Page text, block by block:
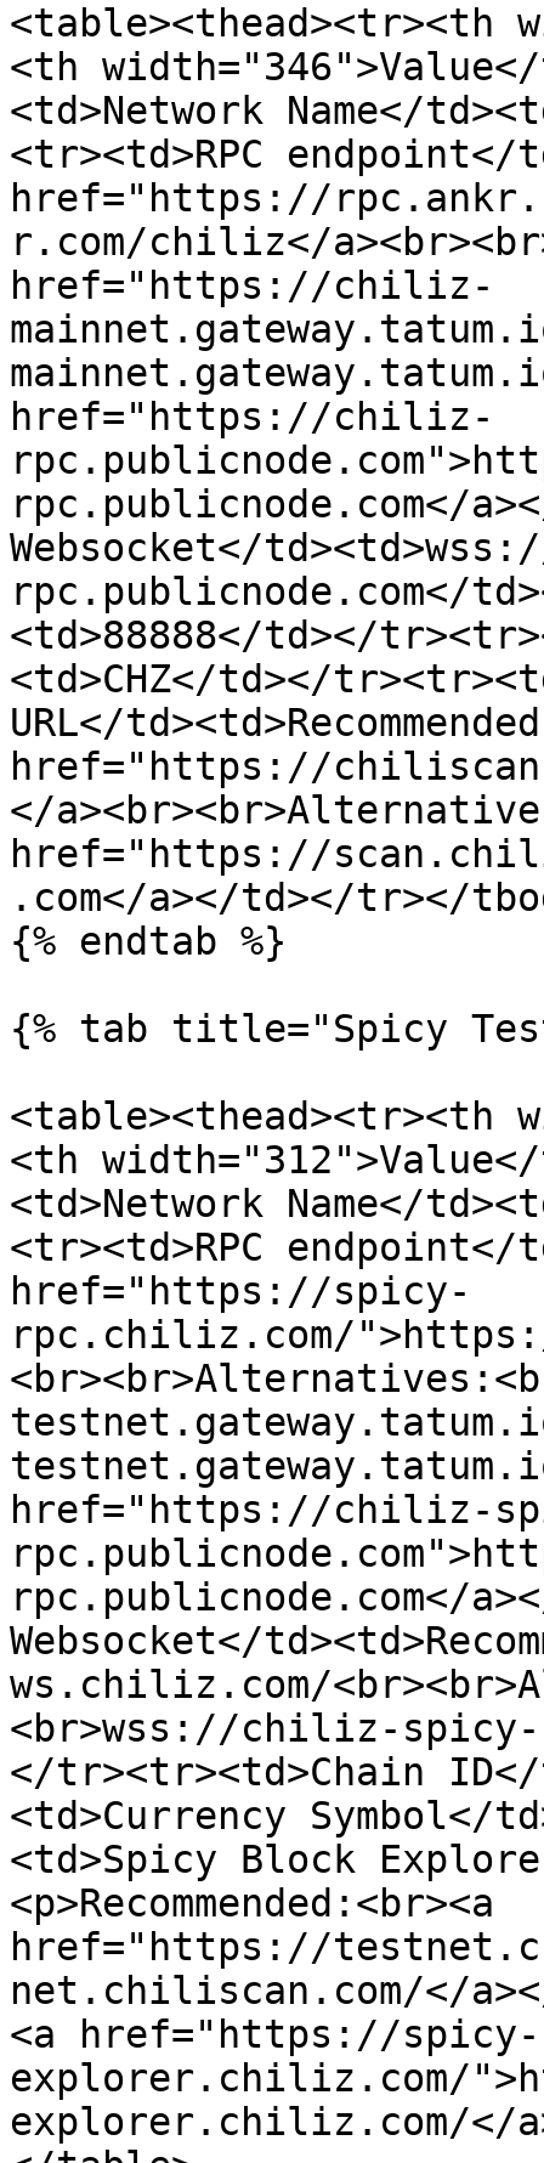
<table><thead><tr><th
<th
<td>Network Name</
<tr><td>RPC endpoint</
href="https://
r.com/chiliz</
href="https://chiliz-
href="https://chiliz-
rpc.publicnode.com</
Websocket</
rpc.publicnode.com</
<td>88888</td></
<td>CHZ</td></
URL</
href="https://
</
href="https://
.com</a></td></tr></
{% endtab %}
{% tab title="Spicy
<table><thead><tr><th
<th
<td>Network Name</
<tr><td>RPC endpoint</
href="https://spicy-
rpc.chiliz.com/
href="https://chiliz-
rpc.publicnode.com</
Websocket</
ws.chiliz.com/
<br>wss://chiliz-spicy-
</tr><tr><td>Chain
<td>Currency Symbol</
<td>Spicy Block
<p>Recommended:<br><a
href="https://
net.chiliscan.com/</
<a href="https://spicy-
explorer.chiliz.com/
explorer.chiliz.com/</